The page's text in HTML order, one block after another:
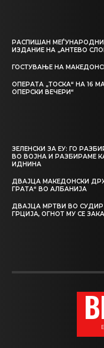
РАСПИШАН
ИЗДАНИЕ НА „АНТЕВО
ГОСТУВАЊЕ НА
ОПЕРАТА „ТОСКА“ НА 16
ОПЕРСКИ ВЕЧЕРИ“
ЗЕЛЕНСКИ ЗА ЕУ: ГО
ВО ВОЈНА И РАЗБИРАМЕ
ИДНИНА
ДВАЈЦА МАКЕДОНСКИ
ГРАТА“ ВО АЛБАНИЈА
ДВАЈЦА МРТВИ ВО
ГРЦИЈА, ОГНОТ МУ СЕ